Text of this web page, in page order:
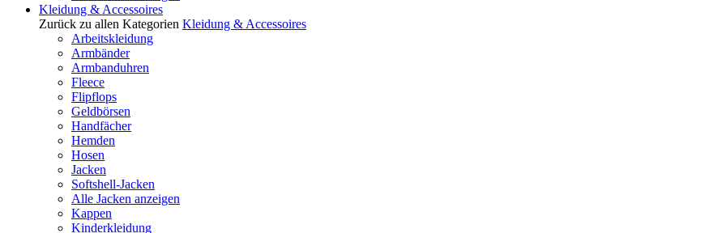
Kleidung & Accessoires
Zurück zu allen Kategorien Kleidung & Accessoires
Arbeitskleidung
Armbänder
Armbanduhren
Fleece
Flipflops
Geldbörsen
Handfächer
Hemden
Hosen
Jacken
Softshell-Jacken
Alle Jacken anzeigen
Kappen
Kinderkleidung